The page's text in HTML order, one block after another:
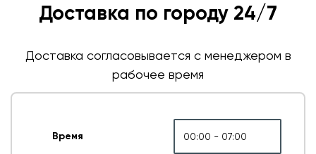
Доставка по городу 24/7
Доставка согласовывается с менеджером в
рабочее время
Время 00:00 - 07:00